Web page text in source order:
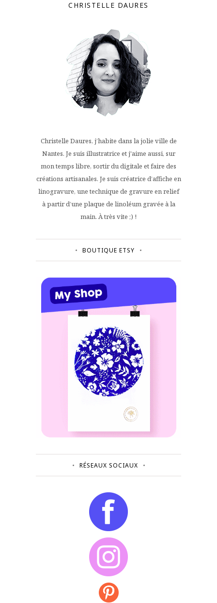
CHRISTELLE DAURES
Christelle Daures, j’habite dans la jolie ville de
Nantes. Je suis illustratrice et j'aime aussi, sur
mon temps libre, sortir du digitale et faire des
créations artisanales. Je suis créatrice d’affiche en
linogravure, une technique de gravure en relief
à partir d’une plaque de linoléum gravée à la
main. À très vite ;) !
BOUTIQUE ETSY
RÉSEAUX SOCIAUX